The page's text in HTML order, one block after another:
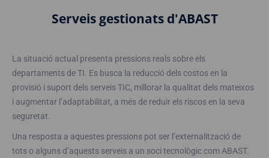
Serveis gestionats d'ABAST
La situació actual presenta pressions reals sobre els
departaments de TI. Es busca la reducció dels costos en la
provisió i suport dels serveis TIC, millorar la qualitat dels mateixos
i augmentar l’adaptabilitat, a més de reduir els riscos en la seva
seguretat.
Una resposta a aquestes pressions pot ser l’externalització de
tots o alguns d’aquests serveis a un soci tecnològic com ABAST.